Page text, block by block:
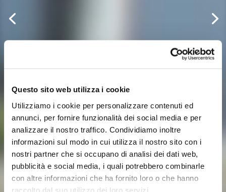
Questo sito web utilizza i cookie
Utilizziamo i cookie per personalizzare contenuti ed
annunci, per fornire funzionalità dei social media e per
analizzare il nostro traffico. Condividiamo inoltre
informazioni sul modo in cui utilizza il nostro sito con i
nostri partner che si occupano di analisi dei dati web,
pubblicità e social media, i quali potrebbero combinarle
con altre informazioni che ha fornito loro o che hanno
raccolto dal suo utilizzo dei loro servizi.